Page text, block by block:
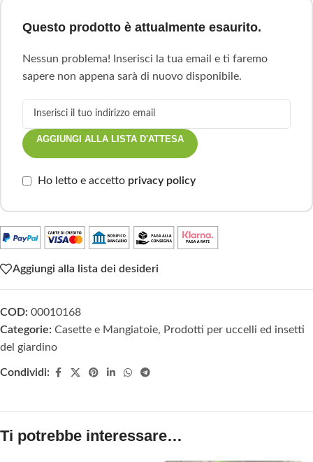
Questo prodotto è attualmente esaurito.
Nessun problema! Inserisci la tua email e ti faremo
sapere non appena sarà di nuovo disponibile.
AGGIUNGI ALLA LISTA D'ATTESA
Ho letto e accetto privacy policy
Aggiungi alla lista dei desideri
COD: 00010168
Categorie: Casette e Mangiatoie, Prodotti per uccelli ed insetti
del giardino
Condividi:
Ti potrebbe interessare…